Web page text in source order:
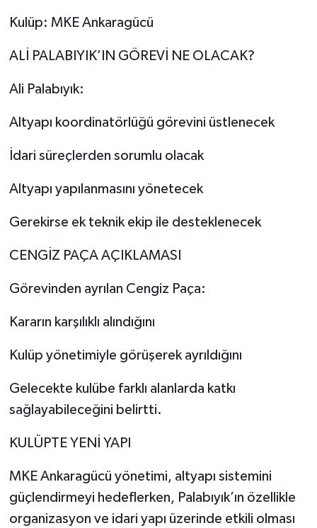
Kulüp: MKE Ankaragücü
ALİ PALABIYIK’IN GÖREVİ NE OLACAK?
Ali Palabıyık:
Altyapı koordinatörlüğü görevini üstlenecek
İdari süreçlerden sorumlu olacak
Altyapı yapılanmasını yönetecek
Gerekirse ek teknik ekip ile desteklenecek
CENGİZ PAÇA AÇIKLAMASI
Görevinden ayrılan Cengiz Paça:
Kararın karşılıklı alındığını
Kulüp yönetimiyle görüşerek ayrıldığını
Gelecekte kulübe farklı alanlarda katkı
sağlayabileceğini belirtti.
KULÜPTE YENİ YAPI
MKE Ankaragücü yönetimi, altyapı sistemini
güçlendirmeyi hedeflerken, Palabıyık’ın özellikle
organizasyon ve idari yapı üzerinde etkili olması